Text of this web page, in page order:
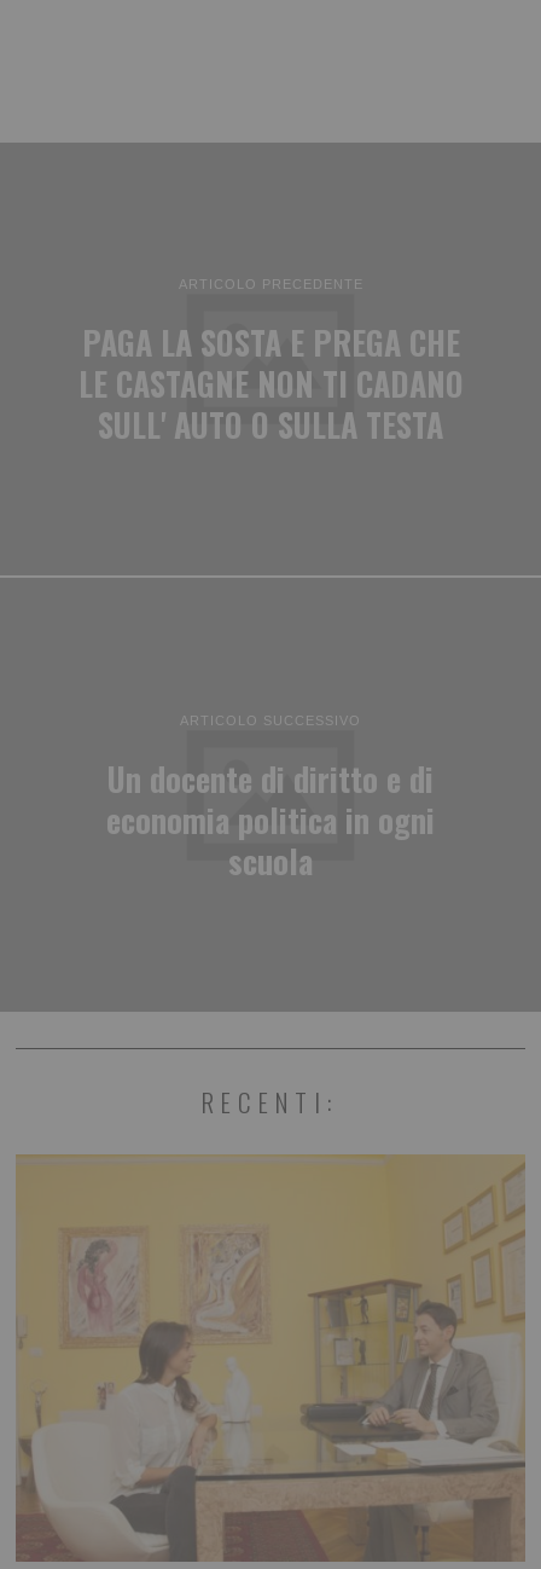
ARTICOLO PRECEDENTE
PAGA LA SOSTA E PREGA CHE
LE CASTAGNE NON TI CADANO
SULL' AUTO O SULLA TESTA
ARTICOLO SUCCESSIVO
Un docente di diritto e di
economia politica in ogni
scuola
RECENTI: